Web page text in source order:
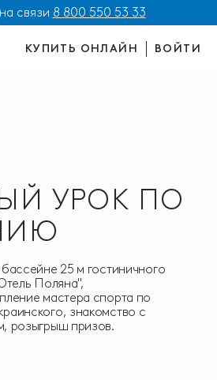
связи 8 800 550 53 33
КУПИТЬ ОНЛАЙН ВОЙТИ
УРОК ПО
25 м гостиничного
Поляна",
мастера спорта по
знакомство с
розыгрыш призов.